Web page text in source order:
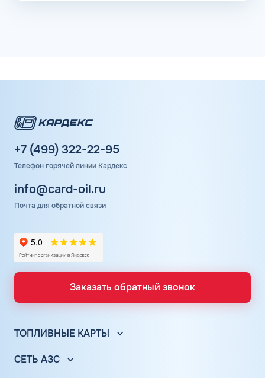
+7 (499) 322-22-95
Телефон горячей линии Кардекс
info@card-oil.ru
Почта для обратной связи
Заказать обратный звонок
ТОПЛИВНЫЕ КАРТЫ
Топливные карты КАРДЕКС
СЕТЬ АЗС